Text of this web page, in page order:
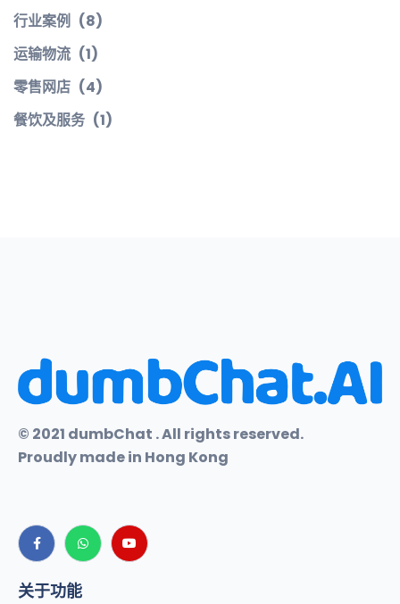
行业案例 (8)
运输物流 (1)
零售网店 (4)
餐饮及服务 (1)
© 2021 dumbChat . All rights reserved.
Proudly made in Hong Kong
关于功能